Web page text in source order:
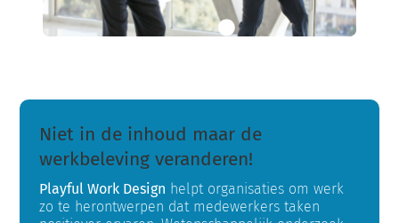
Blog
Zoeken
naar:
Winkelwagen
Niet in de inhoud maar de
werkbeleving veranderen!
Playful Work Design helpt organisaties om werk
zo te herontwerpen dat medewerkers taken